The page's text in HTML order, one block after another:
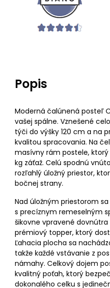
Popis
Moderná čalúnená posteľ
vašej spálne. Vznešené
týči do výšky 120 cm a na
kvalitou spracovania. Na
masívny rám postele,
kg záťaž. Celú spodnú
rozľahlý úložný priestor,
bočnej strany.
Nad úložným priestorom
s precíznym remeselným
šikovne vpravené
prémiový topper, ktorý
Ľahacia plocha sa
takže každé vstávanie z
námahy. Celkový dojem
kvalitný poťah, ktorý
dokonalého celku s